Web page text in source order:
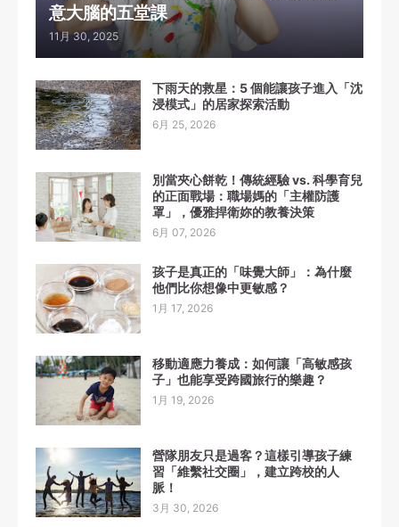
意大腦的五堂課
11月 30, 2025
下雨天的救星：5 個能讓孩子進入「沈
浸模式」的居家探索活動
6月 25, 2026
別當夾心餅乾！傳統經驗 vs. 科學育兒
的正面戰場：職場媽的「主權防護
罩」，優雅捍衛妳的教養決策
6月 07, 2026
孩子是真正的「味覺大師」：為什麼
他們比你想像中更敏感？
1月 17, 2026
移動適應力養成：如何讓「高敏感孩
子」也能享受跨國旅行的樂趣？
1月 19, 2026
營隊朋友只是過客？這樣引導孩子練
習「維繫社交圈」，建立跨校的人
脈！
3月 30, 2026